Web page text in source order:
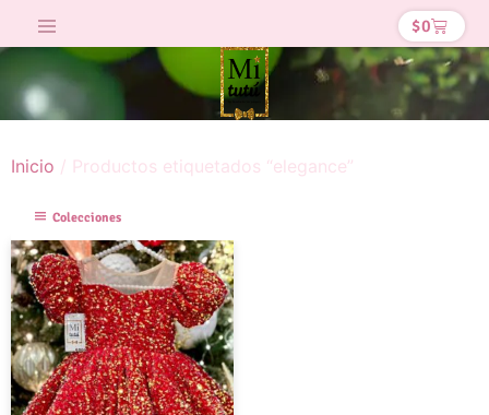
$0
Inicio / Productos etiquetados “elegance”
Colecciones